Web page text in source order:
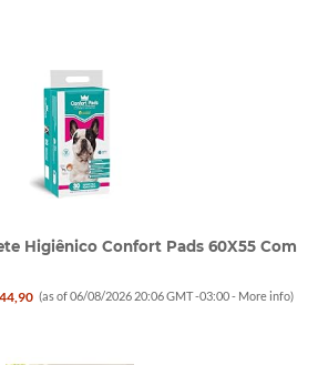
Higiênico Confort Pads 60X55 Com
(as of 06/08/2026 20:06 GMT -03:00 - More info)